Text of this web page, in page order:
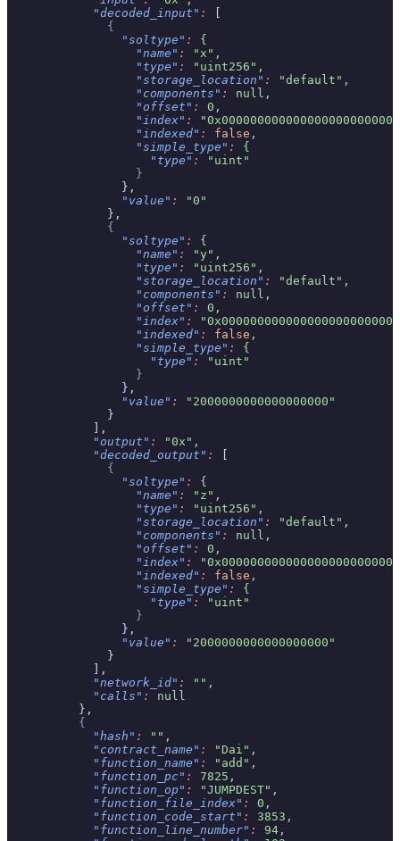
            "decoded_input"
:
[
              {
                "soltype"
:
{
                  "name"
:
"x",
                  "type"
:
"uint256",
                  "storage_location"
:
"default",
                  "components"
:
null,
                  "offset"
:
0,
                  "index"
:
                  "indexed"
: false ,
                  "simple_type"
:
{
                    "type"
:
"uint"
                  }
                },
                "value"
:
"0"
              },
              {
                "soltype"
:
{
                  "name"
:
"y",
                  "type"
:
"uint256",
                  "storage_location"
:
"default",
                  "components"
:
null,
                  "offset"
:
0,
                  "index"
:
                  "indexed"
: false ,
                  "simple_type"
:
{
                    "type"
:
"uint"
                  }
                },
                "value"
:
"2000000000000000000"
              }
            ],
            "output"
:
"0x",
            "decoded_output"
:
[
              {
                "soltype"
:
{
                  "name"
:
"z",
                  "type"
:
"uint256",
                  "storage_location"
:
"default",
                  "components"
:
null,
                  "offset"
:
0,
                  "index"
:
                  "indexed"
: false ,
                  "simple_type"
:
{
                    "type"
:
"uint"
                  }
                },
                "value"
:
"2000000000000000000"
              }
            ],
            "network_id"
:
"",
            "calls"
:
null
          },
          {
            "hash"
:
"",
            "contract_name"
:
"Dai",
            "function_name"
:
"add",
            "function_pc"
:
7825,
            "function_op"
:
"JUMPDEST",
            "function_file_index"
:
0,
            "function_code_start"
:
3853,
            "function_line_number"
:
94,